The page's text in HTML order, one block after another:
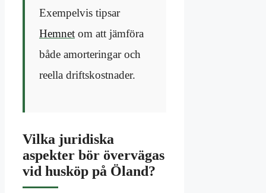
Exempelvis tipsar
Hemnet om att jämföra
både amorteringar och
reella driftskostnader.
Vilka juridiska
aspekter bör övervägas
vid husköp på Öland?